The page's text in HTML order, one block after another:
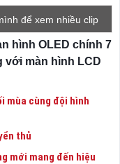
để xem nhiều clip
hình OLED chính 7
với màn hình LCD
mùa cùng đội hình
thủ
mới mang đến hiệu